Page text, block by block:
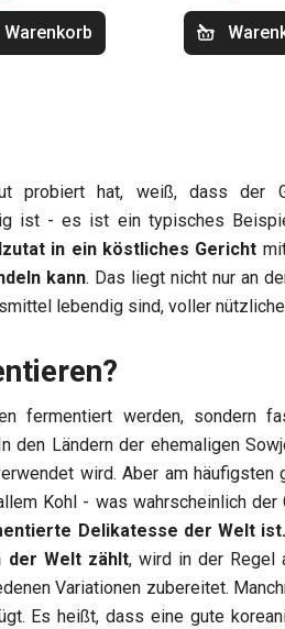
Warenkorb
probiert hat, weiß, dass der
ist - es ist ein typisches
in ein köstliches Gericht
kann. Das liegt nicht nur an
lebendig sind, voller
fermentiert werden, sondern
den Ländern der ehemaligen
wird. Aber am häufigsten
Kohl - was wahrscheinlich der
Delikatesse der Welt ist.
der Welt zählt, wird in der Regel
Variationen zubereitet.
Es heißt, dass eine gute